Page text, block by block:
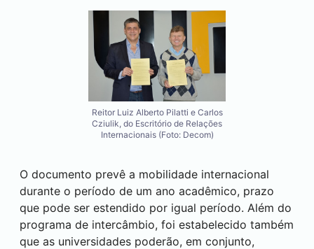
Reitor Luiz Alberto Pilatti e Carlos
Cziulik, do Escritório de Relações
Internacionais (Foto: Decom)
O documento prevê a mobilidade internacional
durante o período de um ano acadêmico, prazo
que pode ser estendido por igual período. Além do
programa de intercâmbio, foi estabelecido também
que as universidades poderão, em conjunto,